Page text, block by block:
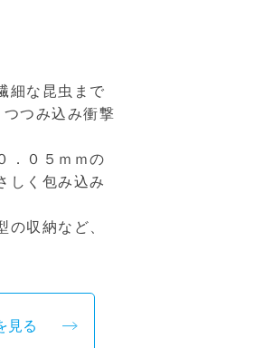
細な昆虫まで
つみ込み衝撃
．０５ｍｍの
しく包み込み
の収納など、
見る